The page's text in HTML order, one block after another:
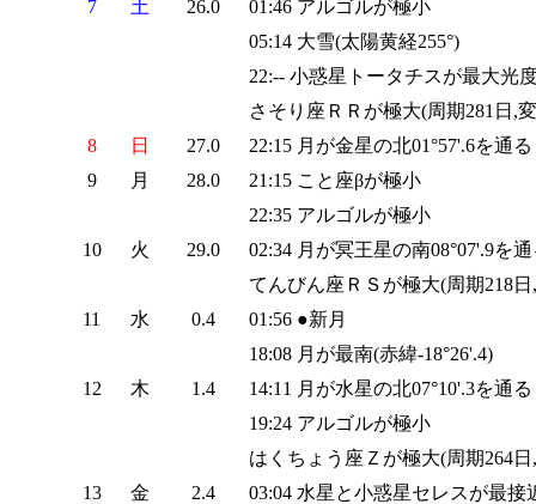
7
土 26.0
01:46 アルゴルが極小
05:14 大雪(太陽黄経255°)
22:-- 小惑星トータチスが最大光
さそり座ＲＲが極大(周期281日,
8
日 27.0
22:15 月が金星の北01°57'.6を通る
9
月 28.0
21:15 こと座βが極小
22:35 アルゴルが極小
10
火 29.0
02:34 月が冥王星の南08°07'.9を
てんびん座ＲＳが極大(周期218
11
水 0.4
01:56 ●新月
18:08 月が最南(赤緯-18°26'.4)
12
木 1.4
14:11 月が水星の北07°10'.3を通る
19:24 アルゴルが極小
はくちょう座Ｚが極大(周期264
13
金 2.4
03:04 水星と小惑星セレスが最接